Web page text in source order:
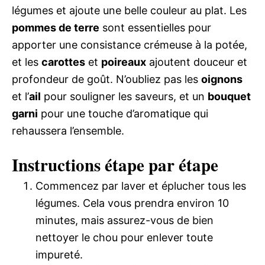
légumes et ajoute une belle couleur au plat. Les
pommes de terre sont essentielles pour
apporter une consistance crémeuse à la potée,
et les carottes et poireaux ajoutent douceur et
profondeur de goût. N’oubliez pas les oignons
et l’ail pour souligner les saveurs, et un bouquet
garni pour une touche d’aromatique qui
rehaussera l’ensemble.
Instructions étape par étape
Commencez par laver et éplucher tous les
légumes. Cela vous prendra environ 10
minutes, mais assurez-vous de bien
nettoyer le chou pour enlever toute
impureté.